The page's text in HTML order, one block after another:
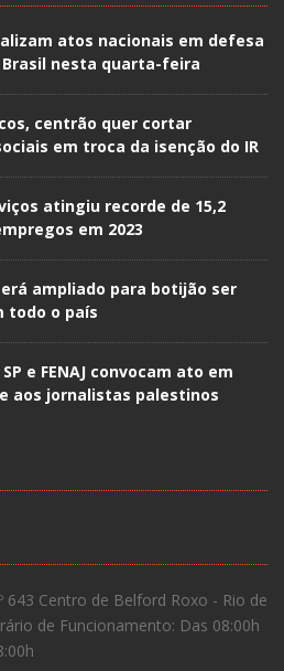
atos nacionais em defesa
Brasil nesta quarta-feira
centrão quer cortar
em troca da isenção do IR
atingiu recorde de 15,2
em 2023
ampliado para botijão ser
todo o país
e FENAJ convocam ato em
aos jornalistas palestinos
643 Centro de Belford Roxo - Rio de
de Funcionamento: Das 08:00h